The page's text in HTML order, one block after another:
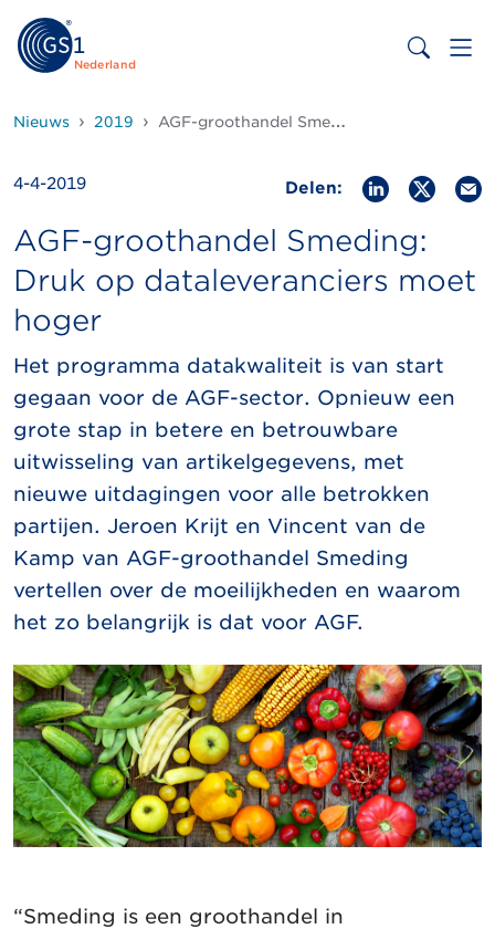
Nederland
Nieuws 2019 AGF-groothandel Smeding: Druk op dataleveranciers moet hoger
4-4-2019 Delen:
AGF-groothandel Smeding:
Druk op dataleveranciers moet
hoger
Het programma datakwaliteit is van start
gegaan voor de AGF-sector. Opnieuw een
grote stap in betere en betrouwbare
uitwisseling van artikelgegevens, met
nieuwe uitdagingen voor alle betrokken
partijen. Jeroen Krijt en Vincent van de
Kamp van AGF-groothandel Smeding
vertellen over de moeilijkheden en waarom
het zo belangrijk is dat voor AGF.
“Smeding is een groothandel in